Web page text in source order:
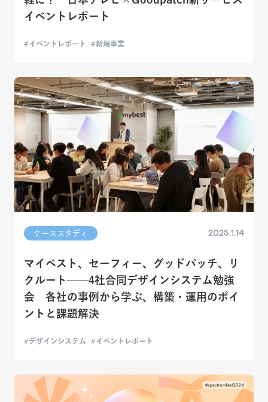
イベントレポート
イベントレポート 新規事業
ケーススタディ 2025.1.14
マイベスト、セーフィー、グッドパッチ、リ
クルート──4社合同デザインシステム勉強
会 各社の事例から学ぶ、構築・運用のポイ
ントと課題解決
デザインシステム イベントレポート